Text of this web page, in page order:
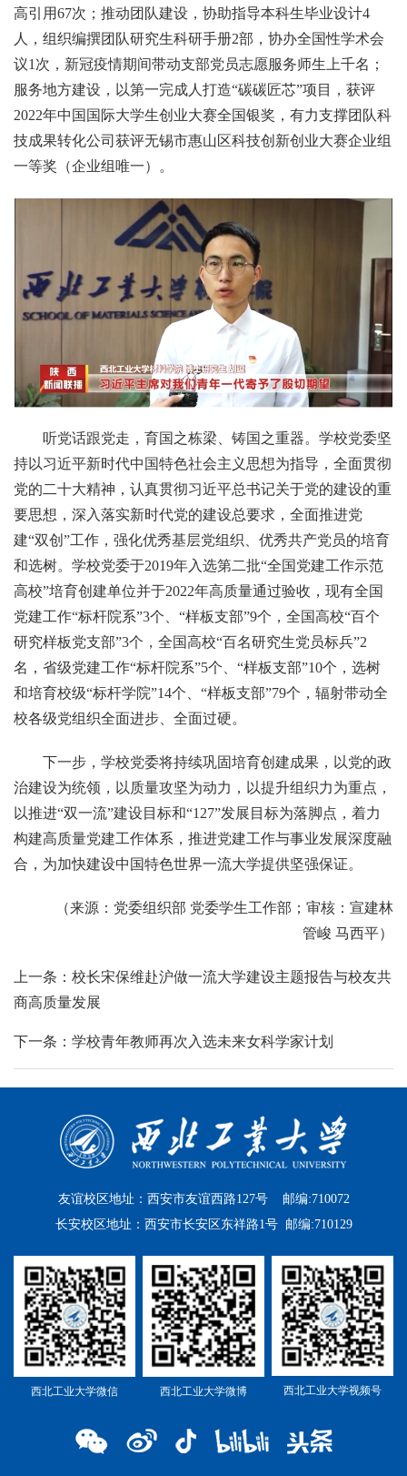
高引用67次；推动团队建设，协助指导本科生毕业设计4
人，组织编撰团队研究生科研手册2部，协办全国性学术会
议1次，新冠疫情期间带动支部党员志愿服务师生上千名；
服务地方建设，以第一完成人打造“碳碳匠芯”项目，获评
2022年中国国际大学生创业大赛全国银奖，有力支撑团队科
技成果转化公司获评无锡市惠山区科技创新创业大赛企业组
一等奖（企业组唯一）。
听党话跟党走，育国之栋梁、铸国之重器。学校党委坚
持以习近平新时代中国特色社会主义思想为指导，全面贯彻
党的二十大精神，认真贯彻习近平总书记关于党的建设的重
要思想，深入落实新时代党的建设总要求，全面推进党
建“双创”工作，强化优秀基层党组织、优秀共产党员的培育
和选树。学校党委于2019年入选第二批“全国党建工作示范
高校”培育创建单位并于2022年高质量通过验收，现有全国
党建工作“标杆院系”3个、“样板支部”9个，全国高校“百个
研究样板党支部”3个，全国高校“百名研究生党员标兵”2
名，省级党建工作“标杆院系”5个、“样板支部”10个，选树
和培育校级“标杆学院”14个、“样板支部”79个，辐射带动全
校各级党组织全面进步、全面过硬。
下一步，学校党委将持续巩固培育创建成果，以党的政
治建设为统领，以质量攻坚为动力，以提升组织力为重点，
以推进“双一流”建设目标和“127”发展目标为落脚点，着力
构建高质量党建工作体系，推进党建工作与事业发展深度融
合，为加快建设中国特色世界一流大学提供坚强保证。
（来源：党委组织部 党委学生工作部；审核：宣建林
管峻 马西平）
上一条：校长宋保维赴沪做一流大学建设主题报告与校友共
商高质量发展
下一条：学校青年教师再次入选未来女科学家计划
友谊校区地址：西安市友谊西路127号 邮编:710072
长安校区地址：西安市长安区东祥路1号 邮编:710129
西北工业大学微信 西北工业大学微博 西北工业大学视频号